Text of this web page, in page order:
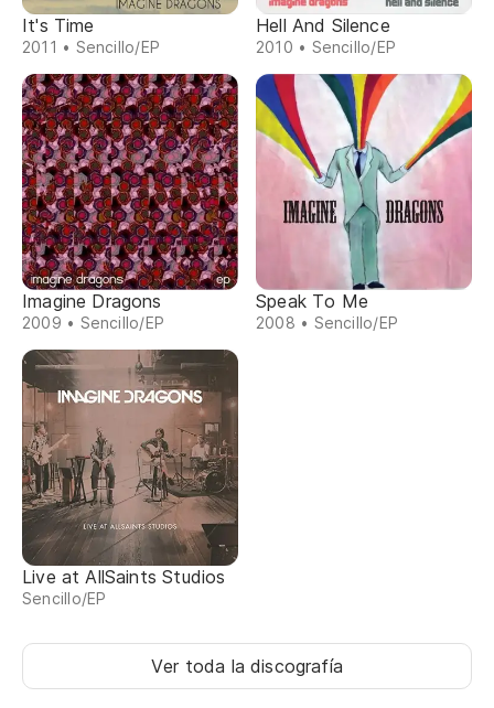
It's Time
2011 • Sencillo/EP
Hell And Silence
2010 • Sencillo/EP
Imagine Dragons
2009 • Sencillo/EP
Speak To Me
2008 • Sencillo/EP
Live at AllSaints Studios
Sencillo/EP
Ver toda la discografía